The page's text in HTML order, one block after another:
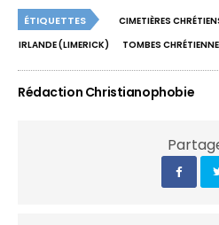
ÉTIQUETTES CIMETIÈRES
IRLANDE (LIMERICK)
TOMBES
Rédaction Christianophobie